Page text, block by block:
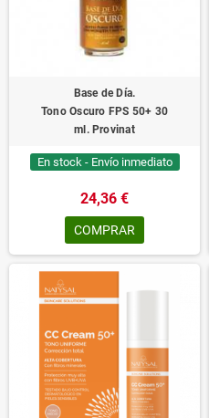
Base de Día.
Tono Oscuro FPS 50+ 30
ml. Provinat
En stock - Envío inmediato
24,36 €
COMPRAR